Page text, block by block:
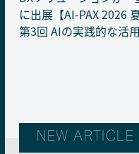
に出展【AI-PAX 2026 夏
第3回 AIの実践的な活
NEW ARTICLE